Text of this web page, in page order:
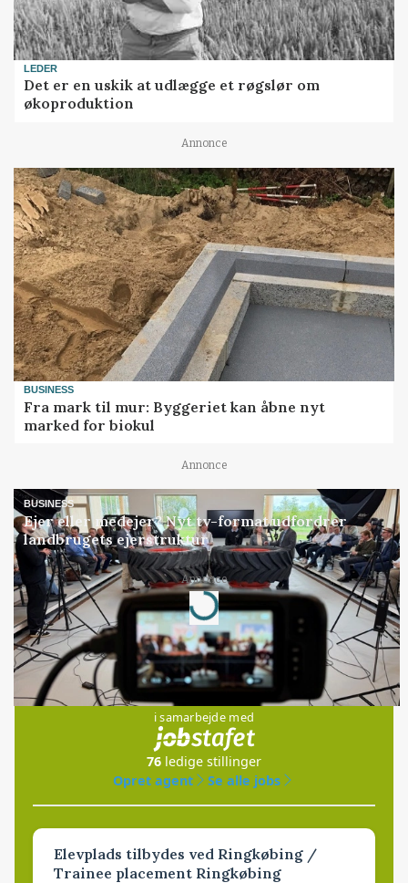
LEDER
Det er en uskik at udlægge et røgslør om
økoproduktion
Annonce
BUSINESS
Fra mark til mur: Byggeriet kan åbne nyt
marked for biokul
Annonce
BUSINESS
Ejer eller medejer? Nyt tv-format udfordrer
landbrugets ejerstruktur
Annonce
Loading...
Jobs
i samarbejde med
76 ledige stillinger
Opret agent
Se alle jobs
Elevplads tilbydes ved Ringkøbing /
Trainee placement Ringkøbing